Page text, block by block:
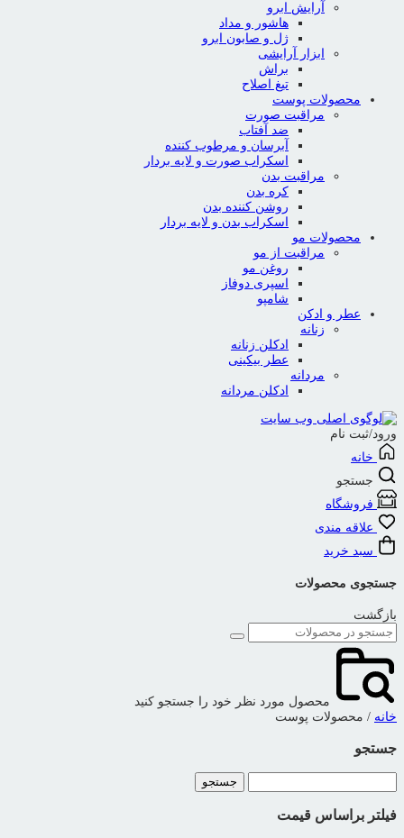
آرایش ابرو
هاشور و مداد
ژل و صابون ابرو
ابزار آرایشی
براش
تیغ اصلاح
محصولات پوست
مراقبت صورت
ضد آفتاب
آبرسان و مرطوب کننده
اسکراب صورت و لایه بردار
مراقبت بدن
کره بدن
روشن کننده بدن
اسکراب بدن و لایه بردار
محصولات مو
مراقبت از مو
روغن مو
اسپری دوفاز
شامپو
عطر و ادکن
زنانه
ادکلن زنانه
عطر بیکینی
مردانه
ادکلن مردانه
ورود/ثبت نام
خانه
جستجو
فروشگاه
علاقه مندی
سبد خرید
جستجوی محصولات
بازگشت
محصول مورد نظر خود را جستجو کنید
خانه / محصولات پوست
جستجو
برای:
فیلتر براساس قیمت